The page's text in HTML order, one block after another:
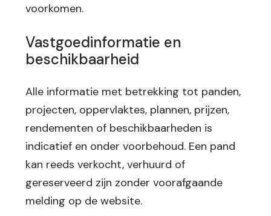
voorkomen.
Vastgoedinformatie en
beschikbaarheid
Alle informatie met betrekking tot panden,
projecten, oppervlaktes, plannen, prijzen,
rendementen of beschikbaarheden is
indicatief en onder voorbehoud. Een pand
kan reeds verkocht, verhuurd of
gereserveerd zijn zonder voorafgaande
melding op de website.